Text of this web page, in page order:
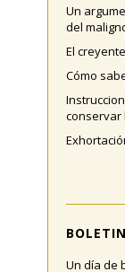
Un
del
El
Cómo
conservar
Un día de